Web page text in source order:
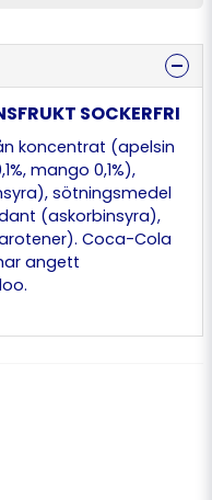
SOCKERFRI
koncentrat (apelsin
mango 0,1%),
sötningsmedel
(askorbinsyra),
Coca-Cola
angett